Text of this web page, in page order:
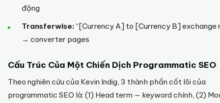
động
Transferwise:“[Currency A] to [Currency B] exchange
→ converter pages
Cấu Trúc Của Một Chiến Dịch Programmatic SEO
Theo nghiên cứu của Kevin Indig, 3 thành phần cốt lõi của
programmatic SEO là: (1) Head term — keyword chính, (2)